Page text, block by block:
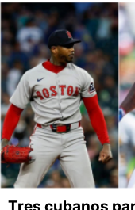
Tres cubanos